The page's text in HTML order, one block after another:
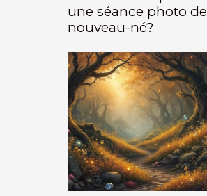
une séance photo de
nouveau-né?